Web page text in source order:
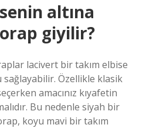
altına
giyilir?
lacivert bir takım elbise
Özellikle klasik
amacınız kıyafetin
Bu nedenle siyah bir
koyu mavi bir takım